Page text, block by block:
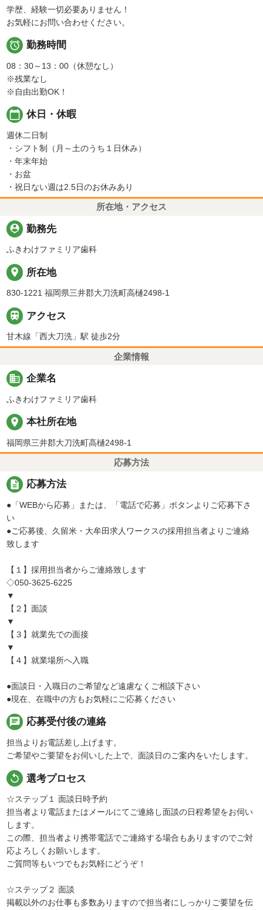
学歴、経験一切必要ありません！
お気軽にお問い合わせください。
 勤務時間
08：30～13：00（休憩なし）
※残業なし
※自由出勤OK！
calendar_today 休日・休暇
週休二日制
・シフト制（月～土のうち１日休み）
・年末年始
・お盆
・祝日ない週は2.5日のお休みあり
所在地・アクセス
person_pin 勤務先
ふきわけファミリア歯科
place 所在地
830-1221 福岡県三井郡大刀洗町高樋2498-1
 アクセス
甘木線「西大刀洗」駅 徒歩2分
企業情報
business 企業名
ふきわけファミリア歯科
place 本社所在地
福岡県三井郡大刀洗町高樋2498-1
応募方法
description 応募方法
●「WEBから応募」または、「電話で応募」ボタンよりご応募下さ
い
●ご応募後、久留米・大牟田求人ワークスの採用担当者よりご連絡
致します
【１】採用担当者からご連絡致します
◇050-3625-6225
▼
【２】面談
▼
【３】就業先での面接
▼
【４】就業場所へ入職
●面談日・入職日のご希望など遠慮なくご相談下さい
●現在、在職中の方もお気軽にご応募ください
chat 応募受付後の連絡
担当よりお電話差し上げます。
ご希望やご要望をお伺いした上で、面談日のご案内をいたします。
replay 選考プロセス
☆ステップ１ 面談日時予約
担当者より電話またはメールにてご連絡し面談の日程希望をお伺い
します。
この際、担当者より携帯電話でご連絡する場合もありますのでご対
応よろしくお願いします。
ご質問等もいつでもお気軽にどうぞ！
☆ステップ２ 面談
掲載以外のお仕事も多数ありますので担当者にしっかりご要望を伝